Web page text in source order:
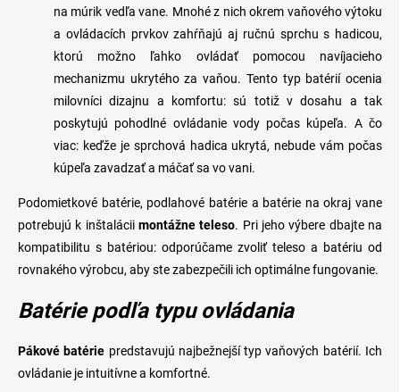
na múrik vedľa vane. Mnohé z nich okrem vaňového výtoku
a ovládacích prvkov zahŕňajú aj ručnú sprchu s hadicou,
ktorú možno ľahko ovládať pomocou navíjacieho
mechanizmu ukrytého za vaňou. Tento typ batérií ocenia
milovníci dizajnu a komfortu: sú totiž v dosahu a tak
poskytujú pohodlné ovládanie vody počas kúpeľa. A čo
viac: keďže je sprchová hadica ukrytá, nebude vám počas
kúpeľa zavadzať a máčať sa vo vani.
Podomietkové batérie, podlahové batérie a batérie na okraj vane
potrebujú k inštalácii montážne teleso. Pri jeho výbere dbajte na
kompatibilitu s batériou: odporúčame zvoliť teleso a batériu od
rovnakého výrobcu, aby ste zabezpečili ich optimálne fungovanie.
Batérie podľa typu ovládania
Pákové batérie predstavujú najbežnejší typ vaňových batérií. Ich
ovládanie je intuitívne a komfortné.